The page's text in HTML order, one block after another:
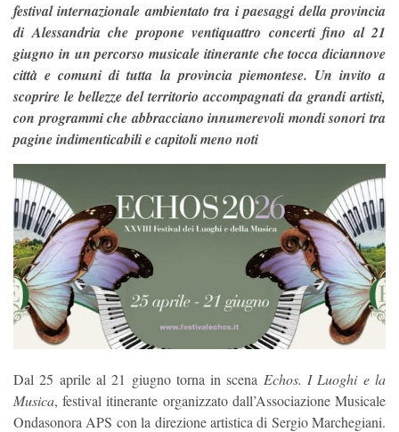
festival internazionale ambientato tra i paesaggi della provincia
di Alessandria che propone ventiquattro concerti fino al 21
giugno in un percorso musicale itinerante che tocca diciannove
città e comuni di tutta la provincia piemontese. Un invito a
scoprire le bellezze del territorio accompagnati da grandi artisti,
con programmi che abbracciano innumerevoli mondi sonori tra
pagine indimenticabili e capitoli meno noti
Dal 25 aprile al 21 giugno torna in scena Echos. I Luoghi e la
Musica, festival itinerante organizzato dall’Associazione Musicale
Ondasonora APS con la direzione artistica di Sergio Marchegiani.